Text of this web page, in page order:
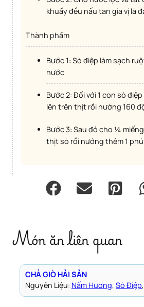
khuấy đều nấu tan gia vị là
Thành phẩm
Bước 1: Sò điệp làm sạch ruột, sau đó để ráo
nước
Bước 2: Đối với 1 con sò điệp Cho 1 muỗng cf sốt
lên trên thịt rồi nướng 160
Bước 3: Sau đó cho ¼ miếng pho mai lát lên trên
thịt sò rồi nướng thêm 1
Món ăn liên quan
CHẢ GIÒ HẢI SẢN
Nguyên Liệu: Nấm Hương, Sò Điệp,